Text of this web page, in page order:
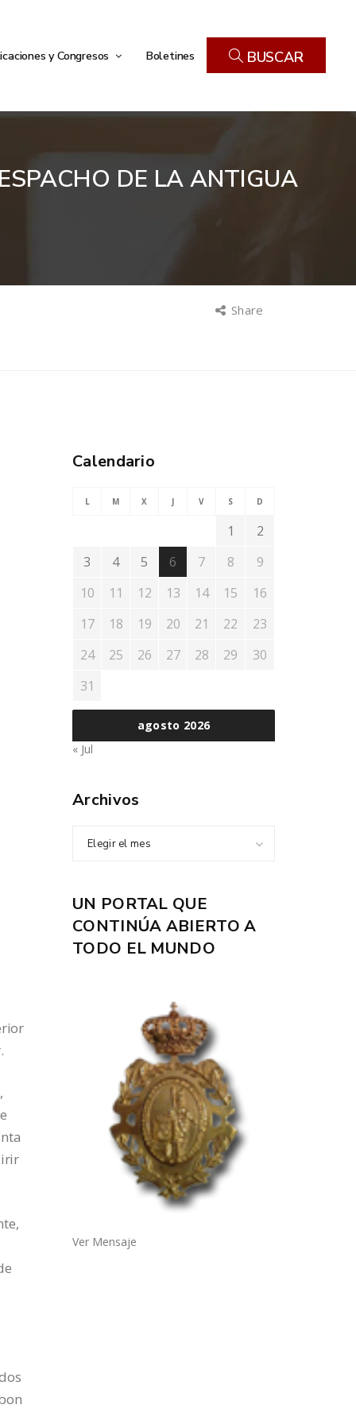
y Congresos Boletines BUSCAR
DE LA ANTIGUA
Share
Calendario
agosto 2026
L M X J V S D
1
2
3
4 5 6 7 8
9
10
11 12 13 14 15
16
17
18 19 20 21 22
23
24
25 26 27 28 29
30
31
« Jul
Archivos
Elegir el mes
UN PORTAL QUE
CONTINÚA ABIERTO A
TODO EL MUNDO
Ver Mensaje